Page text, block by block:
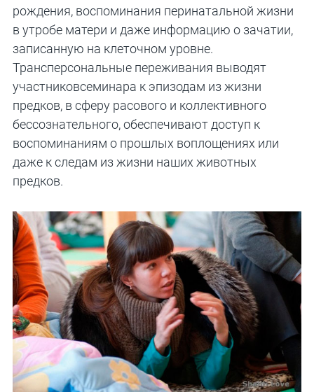
рождения, воспоминания перинатальной жизни
в утробе матери и даже информацию о зачатии,
записанную на клеточном уровне.
Трансперсональные переживания выводят
участниковсеминара к эпизодам из жизни
предков, в сферу расового и коллективного
бессознательного, обеспечивают доступ к
воспоминаниям о прошлых воплощениях или
даже к следам из жизни наших животных
предков.